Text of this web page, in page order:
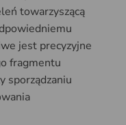
towarzyszącą
jest precyzyjne
fragmentu
sporządzaniu